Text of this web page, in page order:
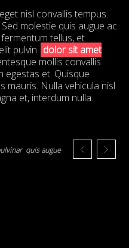
nisl convallis tempus.
molestie quis augue ac
tellus, et
pulvin dolor sit amet
mollis convallis
egestas et. Quisque
mauris. Nulla vehicula nisl
et, interdum nulla.
quis augue